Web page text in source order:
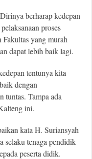
berharap kedepan
proses
yang murah
dapat lebih baik lagi.
tentunya kita
dengan
tuntas. Tampa ada
ini.
kata H. Suriansyah
selaku tenaga pendidik
peserta didik.